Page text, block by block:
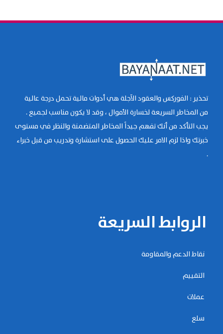
تحذير : الفوركس والعقود الآجلة هي أدوات مالية تحمل درجة عالية
من المخاطر السريعة لخسارة الأموال ، وقد لا يكون مناسب لجميع .
يجب التأكد من أنك تفهم جيداً المخاطر المتضمنة والنظر في مستوى
خبرتك واذا لزم الامر عليك الحصول على استشارة وتدريب من قبل خبراء
.
الروابط السريعة
نقاط الدعم والمقاومة
التقييم
عملات
سلع